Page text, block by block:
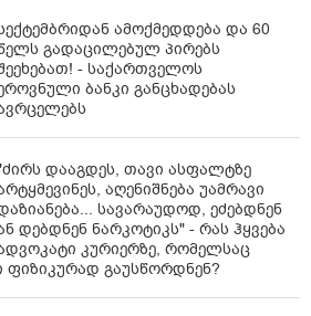
ამოქმედდება და 60
გადაცილებულ პირებს
- საქართველოს
ბანკი განცხადებას
დააგდეს, თავი ასფალტზე
აღენიშნება უამრავი
სავარაუდოდ, ეძებდნენ
დებდნენ ნარკოტიკს" - რას ჰყვება
კურიერზე, რომელსაც
გაუსწორდნენ?